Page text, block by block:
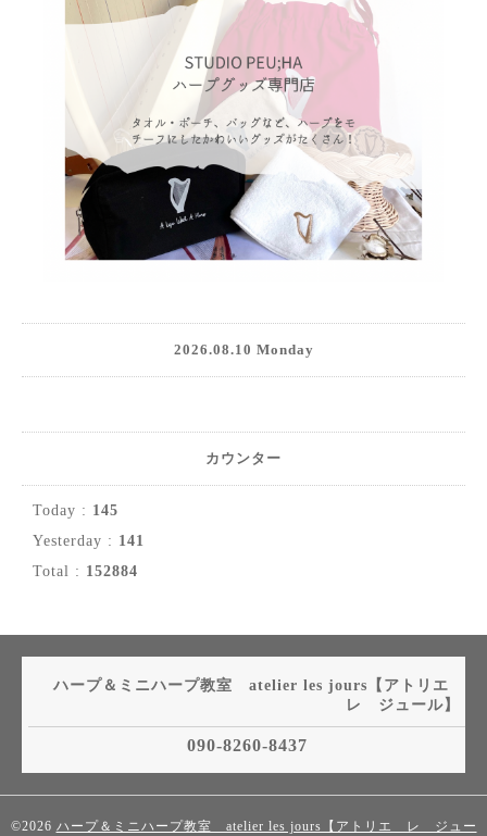
2026.08.10 Monday
カウンター
Today : 145
Yesterday : 141
Total : 152884
ハープ＆ミニハープ教室 atelier les jours【アトリエ
レ ジュール】
090-8260-8437
©2026 ハープ＆ミニハープ教室 atelier les jours【アトリエ レ ジュー